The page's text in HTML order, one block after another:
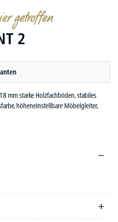
getroffen
2
mm starke Holzfachböden, stabiles
höheneinstellbare Möbelgleiter,